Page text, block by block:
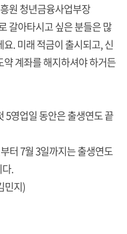
원 청년금융사업부장
갈아타시고 싶은 분들은 많
. 미래 적금이 출시되고, 신
계좌를 해지하셔야 하거든
5영업일 동안은 출생연도 끝
터 7월 3일까지는 출생연도
.
민지)